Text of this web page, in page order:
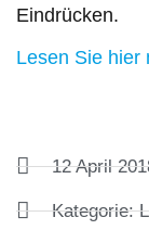
Eindrücken.
Lesen Sie hier
12 April
Kategorie: